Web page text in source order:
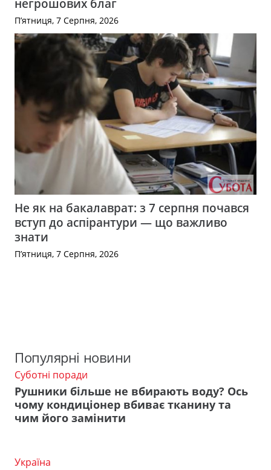
негрошових благ
П’ятниця, 7 Серпня, 2026
Не як на бакалаврат: з 7 серпня почався
вступ до аспірантури — що важливо
знати
П’ятниця, 7 Серпня, 2026
Популярні новини
Суботні поради
Рушники більше не вбирають воду? Ось
чому кондиціонер вбиває тканину та
чим його замінити
Україна